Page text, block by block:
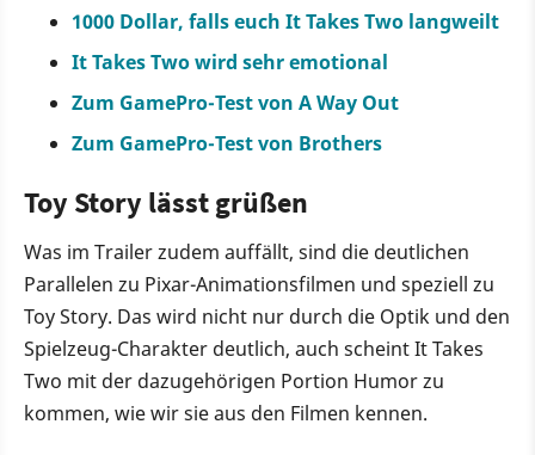
1000 Dollar, falls euch It Takes Two langweilt
It Takes Two wird sehr emotional
Zum GamePro-Test von A Way Out
Zum GamePro-Test von Brothers
Toy Story lässt grüßen
Was im Trailer zudem auffällt, sind die deutlichen
Parallelen zu Pixar-Animationsfilmen und speziell zu
Toy Story. Das wird nicht nur durch die Optik und den
Spielzeug-Charakter deutlich, auch scheint It Takes
Two mit der dazugehörigen Portion Humor zu
kommen, wie wir sie aus den Filmen kennen.